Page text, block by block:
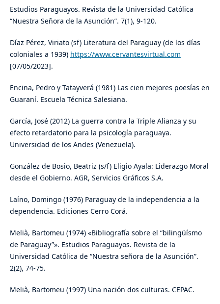
Estudios Paraguayos. Revista de la Universidad Católica
“Nuestra Señora de la Asunción”. 7(1), 9-120.
Díaz Pérez, Viriato (sf) Literatura del Paraguay (de los días
coloniales a 1939) https://www.cervantesvirtual.com
[07/05/2023].
Encina, Pedro y Tatayverá (1981) Las cien mejores poesías en
Guaraní. Escuela Técnica Salesiana.
García, José (2012) La guerra contra la Triple Alianza y su
efecto retardatorio para la psicología paraguaya.
Universidad de los Andes (Venezuela).
González de Bosio, Beatriz (s/f) Eligio Ayala: Liderazgo Moral
desde el Gobierno. AGR, Servicios Gráficos S.A.
Laíno, Domingo (1976) Paraguay de la independencia a la
dependencia. Ediciones Cerro Corá.
Melià, Bartomeu (1974) «Bibliografía sobre el “bilingüísmo
de Paraguay”». Estudios Paraguayos. Revista de la
Universidad Católica de “Nuestra señora de la Asunción”.
2(2), 74-75.
Melià, Bartomeu (1997) Una nación dos culturas. CEPAC.